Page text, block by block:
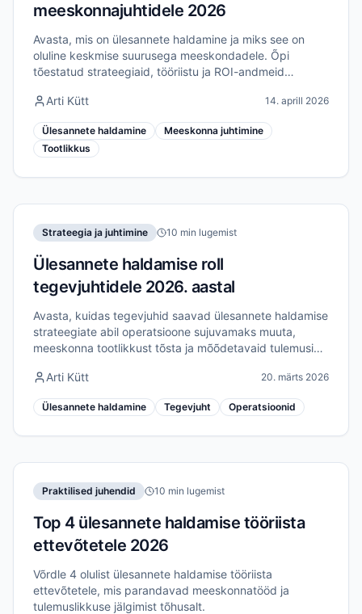
meeskonnajuhtidele 2026
Avasta, mis on ülesannete haldamine ja miks see on
oluline keskmise suurusega meeskondadele. Õpi
tõestatud strateegiaid, tööriistu ja ROI-andmeid
Arti Kütt
14. aprill 2026
Ülesannete haldamine
Meeskonna juhtimine
Tootlikkus
Strateegia ja juhtimine 10 min lugemist
Ülesannete haldamise roll
tegevjuhtidele 2026. aastal
Avasta, kuidas tegevjuhid saavad ülesannete haldamise
strateegiate abil operatsioone sujuvamaks muuta,
meeskonna tootlikkust tõsta ja mõõdetavaid tulemusi
Arti Kütt
20. märts 2026
Ülesannete haldamine Tegevjuht Operatsioonid
Praktilised juhendid 10 min lugemist
Top 4 ülesannete haldamise tööriista
ettevõtetele 2026
Võrdle 4 olulist ülesannete haldamise tööriista
ettevõtetele, mis parandavad meeskonnatööd ja
tulemuslikkuse jälgimist tõhusalt.